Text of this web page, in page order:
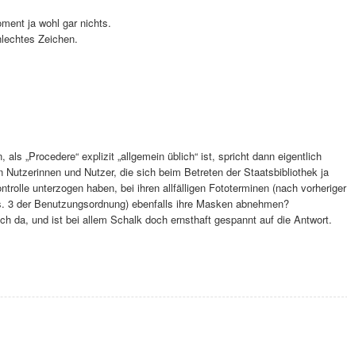
ja wohl gar nichts.
Zeichen.
als „Procedere“ explizit „allgemein üblich“ ist, spricht dann eigentlich
Nutzerinnen und Nutzer, die sich beim Betreten der Staatsbibliothek ja
unterzogen haben, bei ihren allfälligen Fototerminen (nach vorheriger
3 der Benutzungsordnung) ebenfalls ihre Masken abnehmen?
da, und ist bei allem Schalk doch ernsthaft gespannt auf die Antwort.